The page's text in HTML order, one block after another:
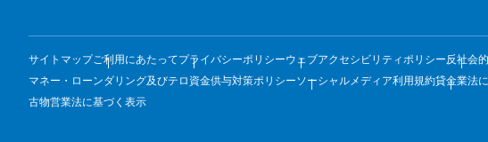
サイトマップご利用にあたってプライバシーポリシーウェブアクセシビリティポリシー反社会
マネー・ローンダリング及びテロ資金供与対策ポリシーソーシャルメディア利用規約貸金業法
古物営業法に基づく表示